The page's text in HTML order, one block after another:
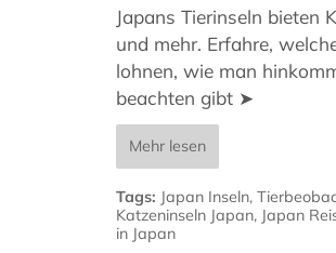
Japans Tierinseln bieten
und mehr. Erfahre,
lohnen, wie man
beachten gibt ➤
Mehr lesen
Tags: Japan Inseln,
Katzeninseln Japan, Japan
in Japan